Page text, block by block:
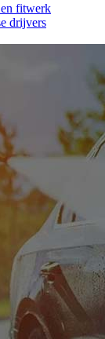
fitwerk
drijvers